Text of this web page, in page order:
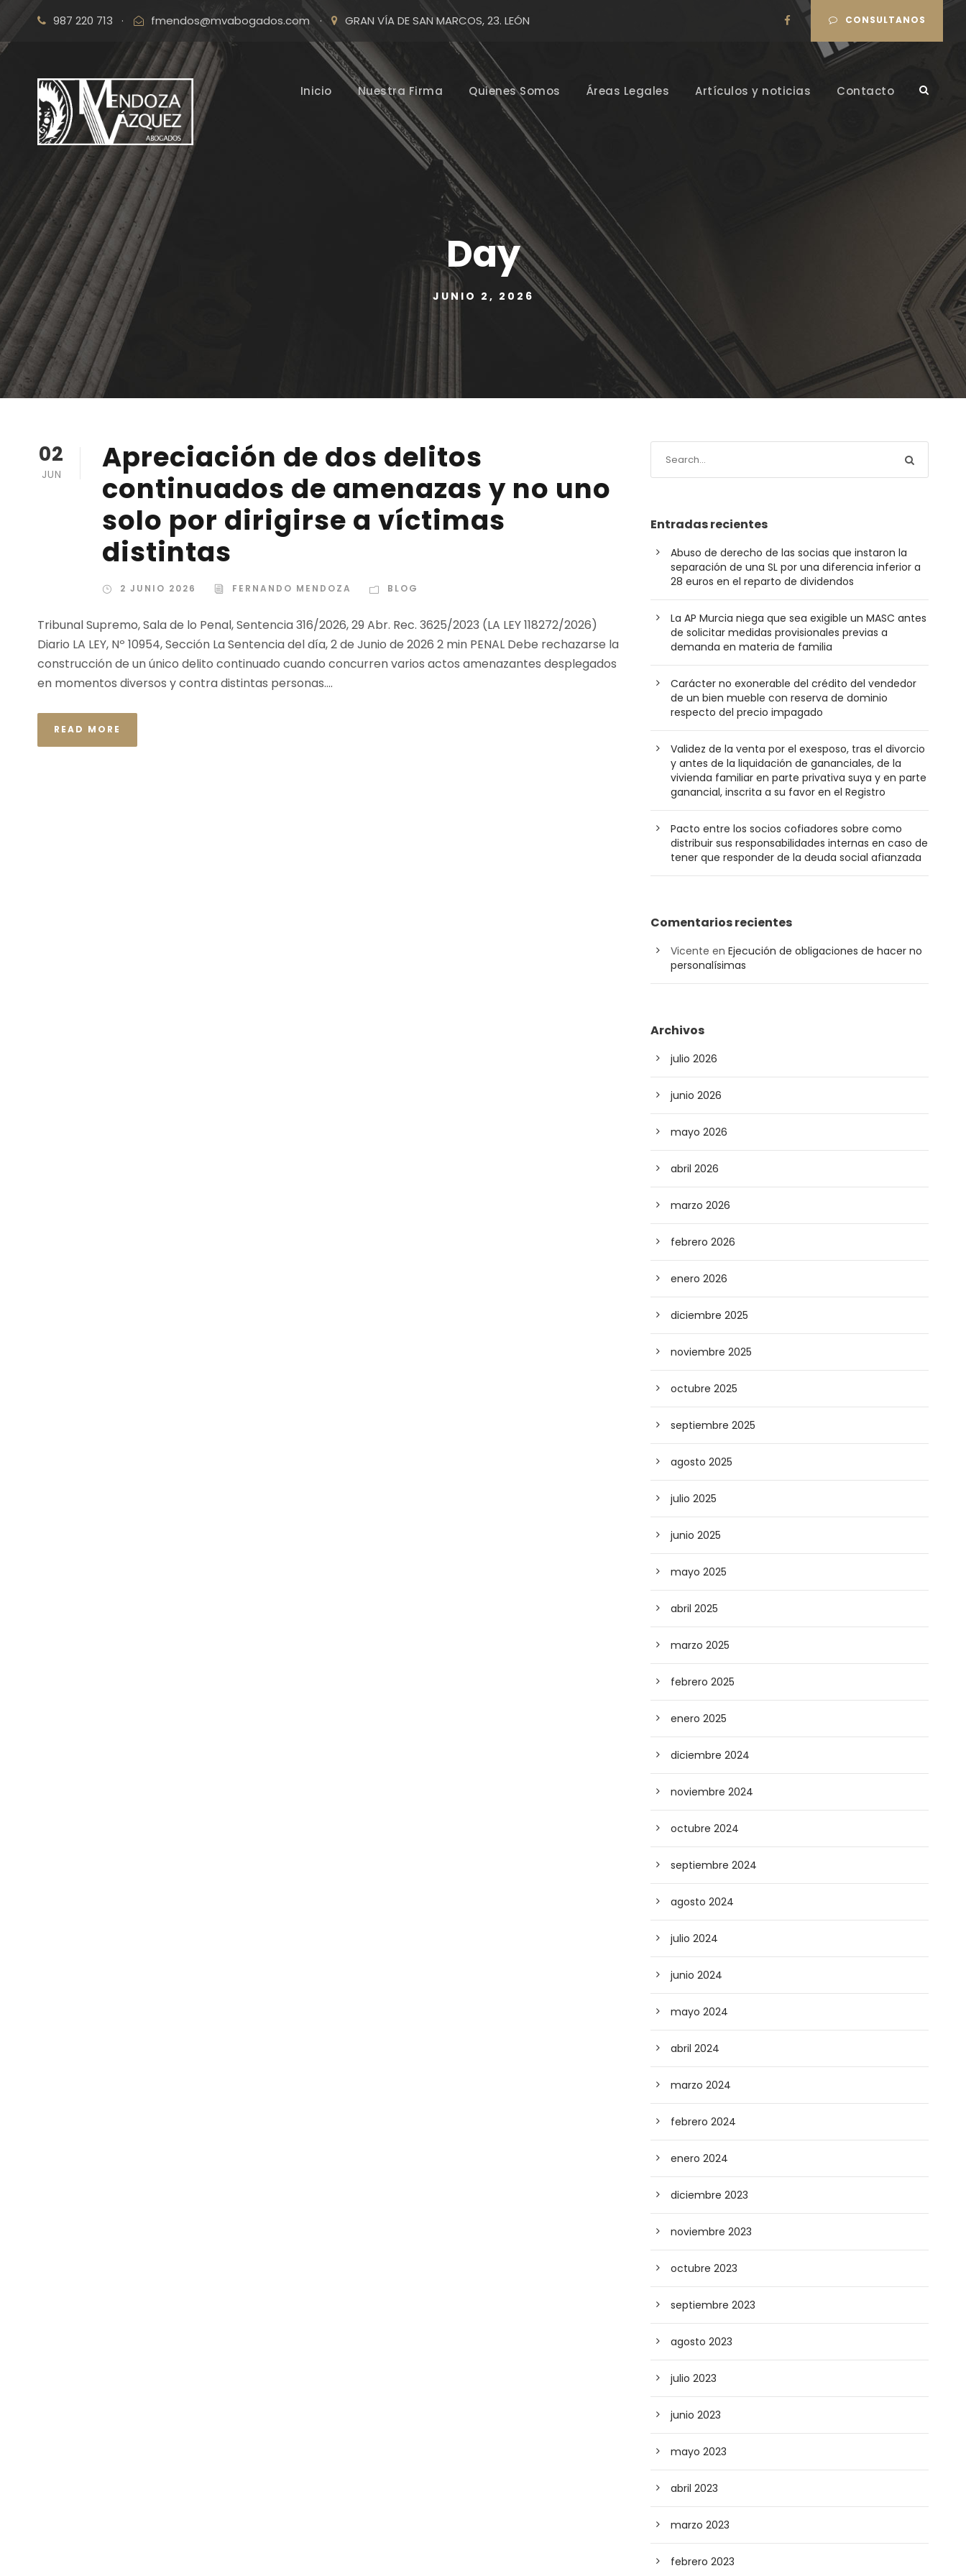
987 220 713 · fmendos@mvabogados.com · GRAN VÍA DE SAN MARCOS, 23. LEÓN CONSULTANOS
Inicio Nuestra Firma Quienes Somos Áreas Legales Artículos y noticias Contacto
Day
JUNIO 2, 2026
02
JUN
Apreciación de dos delitos
continuados de amenazas y no uno
solo por dirigirse a víctimas
distintas
2 JUNIO 2026 FERNANDO MENDOZA BLOG
Tribunal Supremo, Sala de lo Penal, Sentencia 316/2026, 29 Abr. Rec. 3625/2023 (LA LEY 118272/2026)
Diario LA LEY, Nº 10954, Sección La Sentencia del día, 2 de Junio de 2026 2 min PENAL Debe rechazarse la
construcción de un único delito continuado cuando concurren varios actos amenazantes desplegados
en momentos diversos y contra distintas personas....
READ MORE
Entradas recientes
Abuso de derecho de las socias que instaron la
separación de una SL por una diferencia inferior a
28 euros en el reparto de dividendos
La AP Murcia niega que sea exigible un MASC antes
de solicitar medidas provisionales previas a
demanda en materia de familia
Carácter no exonerable del crédito del vendedor
de un bien mueble con reserva de dominio
respecto del precio impagado
Validez de la venta por el exesposo, tras el divorcio
y antes de la liquidación de gananciales, de la
vivienda familiar en parte privativa suya y en parte
ganancial, inscrita a su favor en el Registro
Pacto entre los socios cofiadores sobre como
distribuir sus responsabilidades internas en caso de
tener que responder de la deuda social afianzada
Comentarios recientes
Vicente enEjecución de obligaciones de hacer no
personalísimas
Archivos
julio 2026
junio 2026
mayo 2026
abril 2026
marzo 2026
febrero 2026
enero 2026
diciembre 2025
noviembre 2025
octubre 2025
septiembre 2025
agosto 2025
julio 2025
junio 2025
mayo 2025
abril 2025
marzo 2025
febrero 2025
enero 2025
diciembre 2024
noviembre 2024
octubre 2024
septiembre 2024
agosto 2024
julio 2024
junio 2024
mayo 2024
abril 2024
marzo 2024
febrero 2024
enero 2024
diciembre 2023
noviembre 2023
octubre 2023
septiembre 2023
agosto 2023
julio 2023
junio 2023
mayo 2023
abril 2023
marzo 2023
febrero 2023